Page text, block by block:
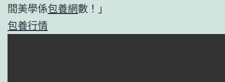
間美學係包養網數！」
包養行情